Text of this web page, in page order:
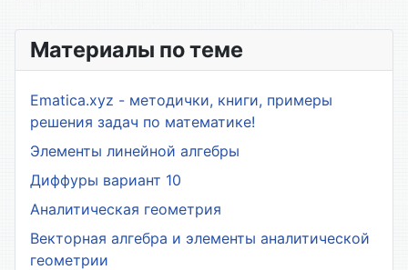
Материалы по теме
Ematica.xyz - методички, книги, примеры
решения задач по математике!
Элементы линейной алгебры
Диффуры вариант 10
Аналитическая геометрия
Векторная алгебра и элементы аналитической
геометрии